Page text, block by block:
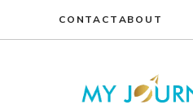
CONTACTABOUT